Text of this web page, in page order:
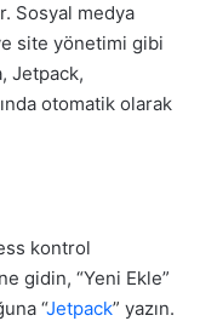
Sosyal medya
site yönetimi gibi
Jetpack,
otomatik olarak
kontrol
gidin, “Yeni Ekle”
“Jetpack” yazın.